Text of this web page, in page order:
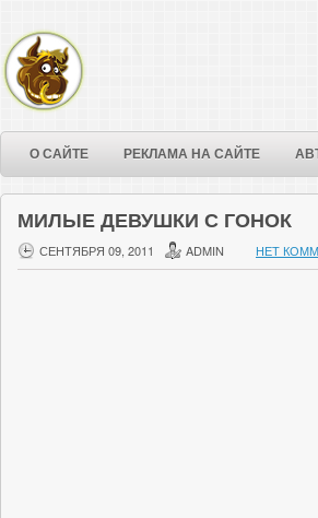
О САЙТЕ РЕКЛАМА НА САЙТЕ
МИЛЫЕ ДЕВУШКИ С ГОНОК
СЕНТЯБРЯ 09, 2011 ADMIN НЕТ